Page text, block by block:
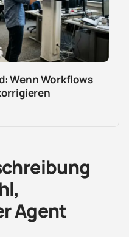
Wenn Workflows
Agent